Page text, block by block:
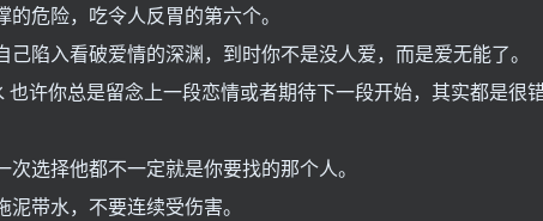
危险，吃令人反胃的第六个。
陷入看破爱情的深渊，到时你不是没人爱，而是爱无能了。
许你总是留念上一段恋情或者期待下一段开始，其实都是很
选择他都不一定就是你要找的那个人。
带水，不要连续受伤害。